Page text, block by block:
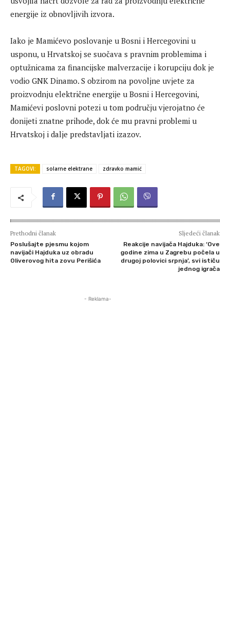
energije iz obnovljivih izvora.
Iako je Mamićevo poslovanje u Bosni i Hercegovini u
usponu, u Hrvatskoj se suočava s pravnim problemima i
optužnicama za financijske malverzacije i korupciju dok je
vodio GNK Dinamo. S obzirom na povoljne uvjete za
proizvodnju električne energije u Bosni i Hercegovini,
Mamićevi poslovni potezi u tom području vjerojatno će
donijeti znatne prihode, dok će mu pravni problemi u
Hrvatskoj i dalje predstavljati izazov.
TAGOVI: solarne elektrane zdravko mamić
Prethodni članak
Poslušajte pjesmu kojom
navijači Hajduka uz obradu
Oliverovog hita zovu Perišića
Sljedeći članak
Reakcije navijača Hajduka: ‘Ove
godine zima u Zagrebu počela u
drugoj polovici srpnja’, svi ističu
jednog igrača
- Reklama-